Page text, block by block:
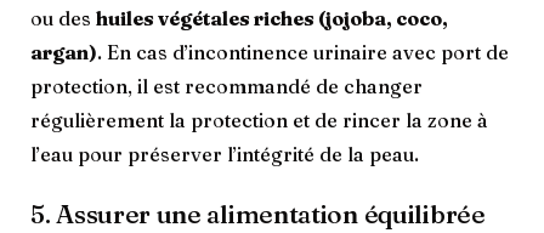
ou des huiles végétales riches (jojoba, coco,
argan). En cas d’incontinence urinaire avec port de
protection, il est recommandé de changer
régulièrement la protection et de rincer la zone à
l’eau pour préserver l’intégrité de la peau.
5. Assurer une alimentation équilibrée